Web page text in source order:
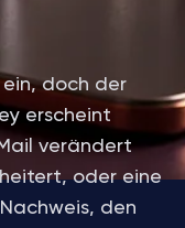
doch der
erscheint
verändert
oder eine
den